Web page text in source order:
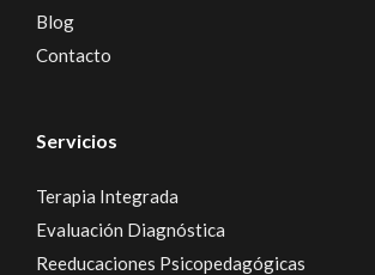
Blog
Contacto
Servicios
Terapia Integrada
Evaluación Diagnóstica
Reeducaciones Psicopedagógicas